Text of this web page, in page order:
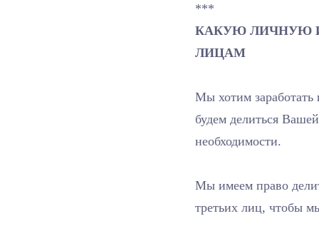
***
КАКУЮ ЛИЧНУЮ
ЛИЦАМ
Мы хотим
будем делиться
необходимости.
Мы имеем право
третьих лиц, чтобы